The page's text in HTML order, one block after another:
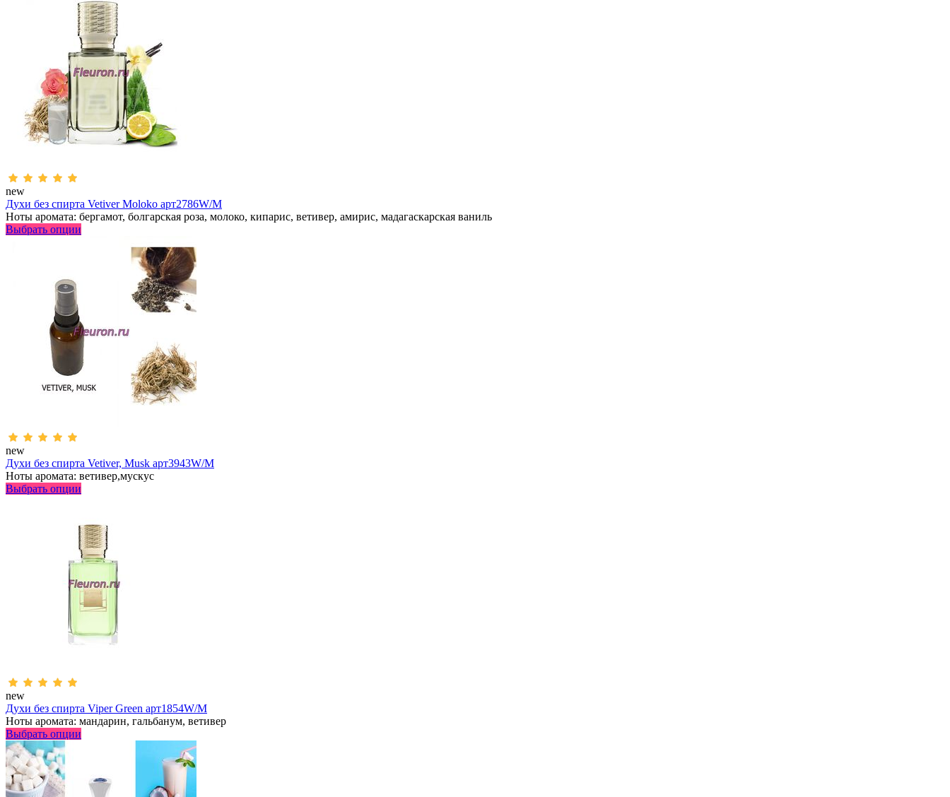
new
Духи без спирта Vetiver Moloko арт2786W/M
Ноты аромата: бергамот, болгарская роза, молоко, кипарис, ветивер, амирис, мадагаскарская ваниль
Выбрать опции
new
Духи без спирта Vetiver, Musk арт3943W/M
Ноты аромата: ветивер,мускус
Выбрать опции
new
Духи без спирта Viper Green арт1854W/M
Ноты аромата: мандарин, гальбанум, ветивер
Выбрать опции